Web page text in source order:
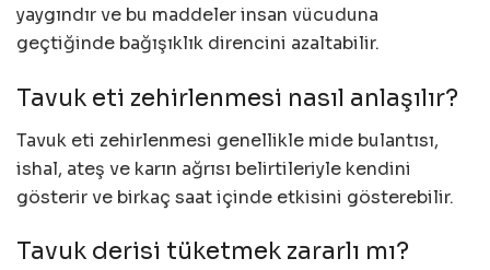
yaygındır ve bu maddeler insan vücuduna
geçtiğinde bağışıklık direncini azaltabilir.
Tavuk eti zehirlenmesi nasıl anlaşılır?
Tavuk eti zehirlenmesi genellikle mide bulantısı,
ishal, ateş ve karın ağrısı belirtileriyle kendini
gösterir ve birkaç saat içinde etkisini gösterebilir.
Tavuk derisi tüketmek zararlı mı?